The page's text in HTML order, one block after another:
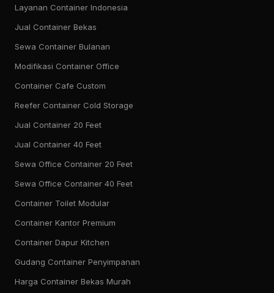
Layanan Container Indonesia
Jual Container Bekas
Sewa Container Bulanan
Modifikasi Container Office
Container Cafe Custom
Reefer Container Cold Storage
Jual Container 20 Feet
Jual Container 40 Feet
Sewa Office Container 20 Feet
Sewa Office Container 40 Feet
Container Toilet Modular
Container Kantor Premium
Container Dapur Kitchen
Gudang Container Penyimpanan
Harga Container Bekas Murah